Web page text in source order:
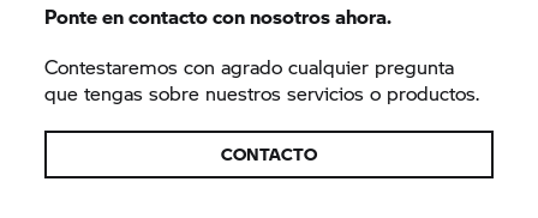
Ponte en contacto con nosotros ahora.
Contestaremos con agrado cualquier pregunta
que tengas sobre nuestros servicios o productos.
CONTACTO